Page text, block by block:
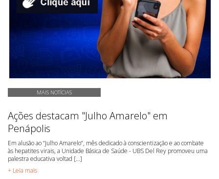
MAIS NOTÍCIAS
Ações destacam "Julho Amarelo" em
Penápolis
Em alusão ao “Julho Amarelo”, mês dedicado à conscientização e ao combate
às hepatites virais, a Unidade Básica de Saúde - UBS Del Rey promoveu uma
palestra educativa voltad [...]
+ Leia mais